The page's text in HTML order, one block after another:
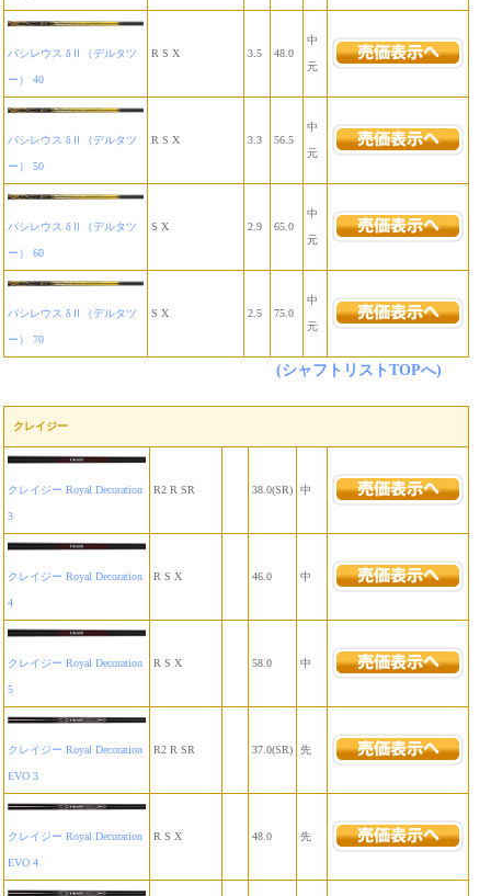
バシレウス δⅡ（デルタツ
ー） 40
R S X 3.5 48.0
中
元
バシレウス δⅡ（デルタツ
ー） 50
R S X 3.3 56.5
中
元
バシレウス δⅡ（デルタツ
ー） 60
S X 2.9 65.0
中
元
バシレウス δⅡ（デルタツ
ー） 70
S X 2.5 75.0
中
元
(シャフトリストTOPへ)
クレイジー
クレイジー Royal Decoration
3
R2 R SR 38.0(SR) 中
クレイジー Royal Decoration
4
R S X 46.0 中
クレイジー Royal Decoration
5
R S X 58.0 中
クレイジー Royal Decoration
EVO 3
R2 R SR 37.0(SR) 先
クレイジー Royal Decoration
EVO 4
R S X 48.0 先